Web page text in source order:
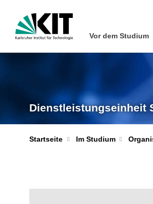
Vor dem Studium
Dienstleistungseinheit
Startseite Im Studium